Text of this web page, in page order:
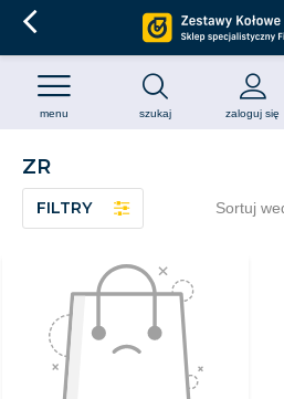
szukaj zaloguj się
menu
ZR
FILTRY Sortuj